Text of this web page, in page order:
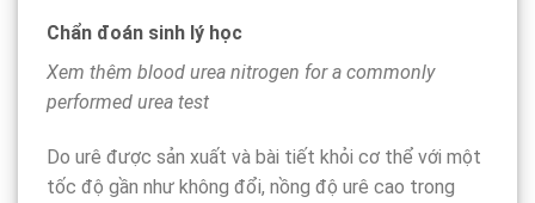
Chẩn đoán sinh lý học
Xem thêm blood urea nitrogen for a commonly
performed urea test
Do urê được sản xuất và bài tiết khỏi cơ thể với một
tốc độ gần như không đổi, nồng độ urê cao trong